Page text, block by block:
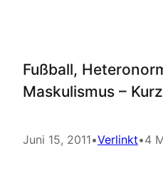
Fußball,
Maskulismus –
Juni 15, 2011•Verlinkt•4